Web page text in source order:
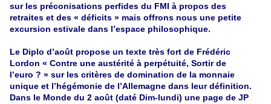
sur les préconisations perfides du FMI à propos des
retraites et des « déficits » mais offrons nous une petite
excursion estivale dans l’espace philosophique.
Le Diplo d’août propose un texte très fort de Frédéric
Lordon « Contre une austérité à perpétuité, Sortir de
l’euro ? » sur les critères de domination de la monnaie
unique et l’hégémonie de l’Allemagne dans leur définition.
Dans le Monde du 2 août (daté Dim-lundi) une page de JP